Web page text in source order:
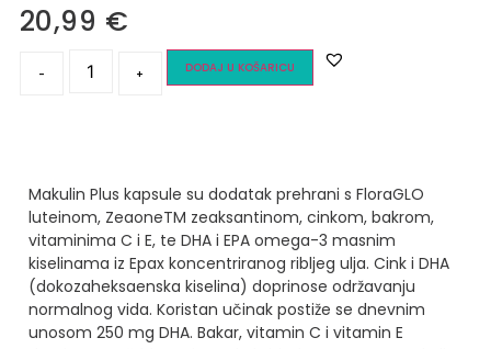
20,99 €
- + DODAJ U KOŠARICU
Makulin Plus kapsule su dodatak prehrani s FloraGLO
luteinom, ZeaoneTM zeaksantinom, cinkom, bakrom,
vitaminima C i E, te DHA i EPA omega-3 masnim
kiselinama iz Epax koncentriranog ribljeg ulja. Cink i DHA
(dokozaheksaenska kiselina) doprinose održavanju
normalnog vida. Koristan učinak postiže se dnevnim
unosom 250 mg DHA. Bakar, vitamin C i vitamin E